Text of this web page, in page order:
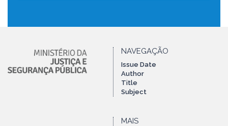
NAVEGAÇÃO
Issue Date
Author
Title
Subject
MAIS